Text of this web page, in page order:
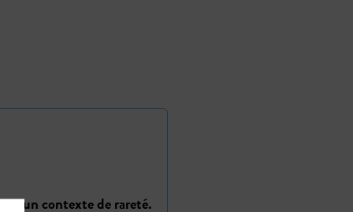
un contexte de rareté.